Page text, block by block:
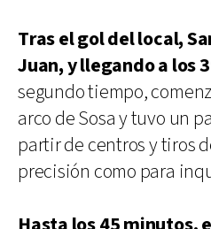
Tras el gol del local,
Juan, y llegando a los
segundo tiempo,
arco de Sosa y tuvo un
partir de centros y tiros
precisión como para